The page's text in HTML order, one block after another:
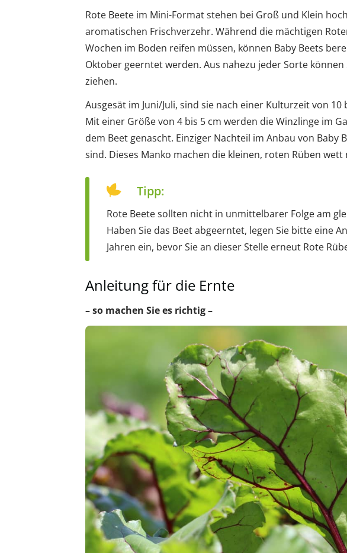
Rote Beete im Mini-Format stehen bei Groß und Klein
aromatischen Frischverzehr. Während die mächtigen
Wochen im Boden reifen müssen, können Baby Beets
Oktober geerntet werden. Aus nahezu jeder Sorte
ziehen.
Ausgesät im Juni/Juli, sind sie nach einer Kulturzeit von
Mit einer Größe von 4 bis 5 cm werden die Winzlinge im
dem Beet genascht. Einziger Nachteil im Anbau von Baby
sind. Dieses Manko machen die kleinen, roten Rüben
Tipp:
Rote Beete sollten nicht in unmittelbarer Folge am
Haben Sie das Beet abgeerntet, legen Sie bitte eine
Jahren ein, bevor Sie an dieser Stelle erneut Rote
Anleitung für die Ernte
– so machen Sie es richtig –